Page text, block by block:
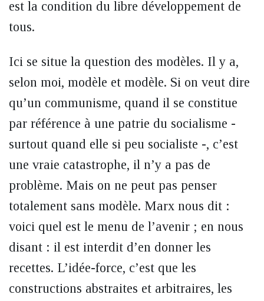
est la condition du libre développement de
tous.
Ici se situe la question des modèles. Il y a,
selon moi, modèle et modèle. Si on veut dire
qu’un communisme, quand il se constitue
par référence à une patrie du socialisme -
surtout quand elle si peu socialiste -, c’est
une vraie catastrophe, il n’y a pas de
problème. Mais on ne peut pas penser
totalement sans modèle. Marx nous dit :
voici quel est le menu de l’avenir ; en nous
disant : il est interdit d’en donner les
recettes. L’idée-force, c’est que les
constructions abstraites et arbitraires, les